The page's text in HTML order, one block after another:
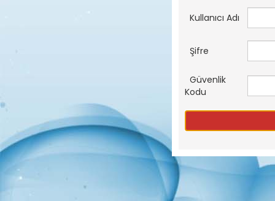
Kullanıcı Adı
Şifre
Güvenlik
Kodu